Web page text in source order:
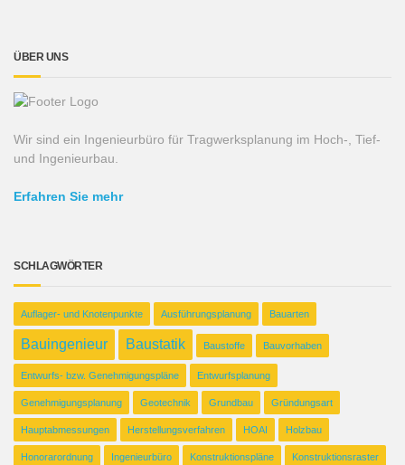
ÜBER UNS
Wir sind ein Ingenieurbüro für Tragwerksplanung im Hoch-, Tief-
und Ingenieurbau.
Erfahren Sie mehr
SCHLAGWÖRTER
Auflager- und Knotenpunkte Ausführungsplanung Bauarten
Bauingenieur Baustatik Baustoffe Bauvorhaben
Entwurfs- bzw. Genehmigungspläne Entwurfsplanung
Genehmigungsplanung Geotechnik Grundbau Gründungsart
Hauptabmessungen Herstellungsverfahren HOAI Holzbau
Honorarordnung Ingenieurbüro Konstruktionspläne Konstruktionsraster